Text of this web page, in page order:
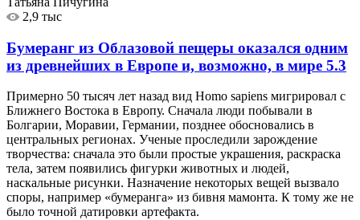
2,9 тыс
Бумеранг из Облазовой пещеры оказался одним
из древнейших в Европе и, возможно, в мире 5.3
Примерно 50 тысяч лет назад вид Homo sapiens мигрировал с
Ближнего Востока в Европу. Сначала люди побывали в
Болгарии, Моравии, Германии, позднее обосновались в
центральных регионах. Ученые проследили зарождение
творчества: сначала это были простые украшения, раскраска
тела, затем появились фигурки животных и людей,
наскальные рисунки. Назначение некоторых вещей вызвало
споры, например «бумеранга» из бивня мамонта. К тому же не
было точной датировки артефакта.